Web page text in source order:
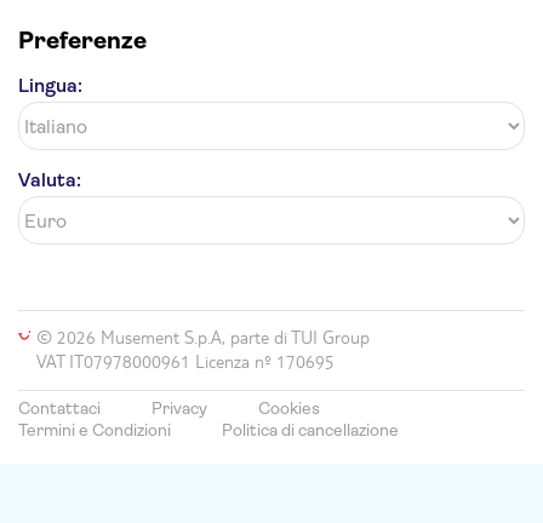
Preferenze
Lingua:
Valuta:
© 2026 Musement S.p.A, parte di TUI Group
VAT IT07978000961 Licenza nº 170695
Contattaci Privacy
Cookies
Termini e Condizioni
Politica di cancellazione